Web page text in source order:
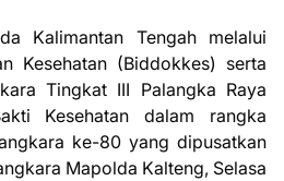
Kalimantan Tengah melalui
Kesehatan (Biddokkes) serta
Tingkat III Palangka Raya
Kesehatan dalam rangka
ke-80 yang dipusatkan
Mapolda Kalteng, Selasa